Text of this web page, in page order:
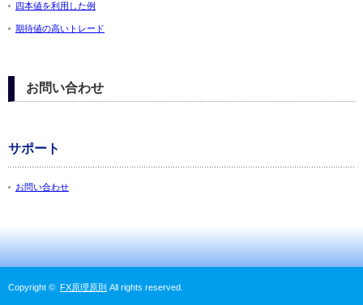
四本値を利用した例
期待値の高いトレード
お問い合わせ
サポート
お問い合わせ
Copyright © FX原理原則 All rights reserved.